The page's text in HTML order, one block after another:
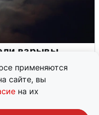
применяются
сайте, вы
на их
взрывы